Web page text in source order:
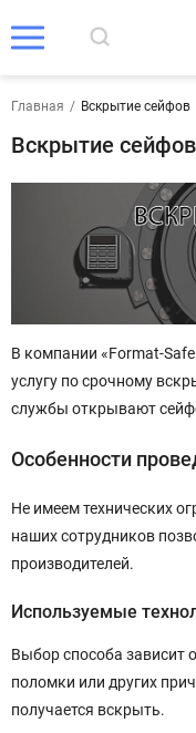
Главная / Вскрытие сейфов
Вскрытие сейфов
В компании «Format-
услугу по срочному
службы открывают
Особенности
Не имеем технических
наших сотрудников
производителей.
Используемые
Выбор способа зависит
поломки или других
получается вскрыть.